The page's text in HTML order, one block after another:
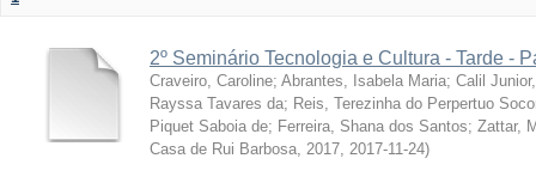
2º Seminário Tecnologia e Cultura - Tarde -
Craveiro, Caroline; Abrantes, Isabela Maria; Calil
Rayssa Tavares da; Reis, Terezinha do Perpertuo
Piquet Saboia de; Ferreira, Shana dos Santos; Zattar,
Casa de Rui Barbosa, 2017, 2017-11-24)